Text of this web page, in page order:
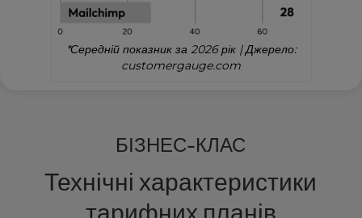
*Середній показник за 2026 рік | Джерело:
customergauge.com
БІЗНЕС-КЛАС
Технічні характеристики